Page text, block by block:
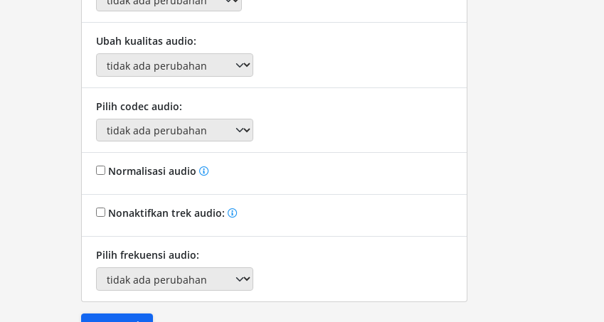
Ubah kualitas audio:
Pilih codec audio:
Normalisasi audio
Nonaktifkan trek audio:
Pilih frekuensi audio: